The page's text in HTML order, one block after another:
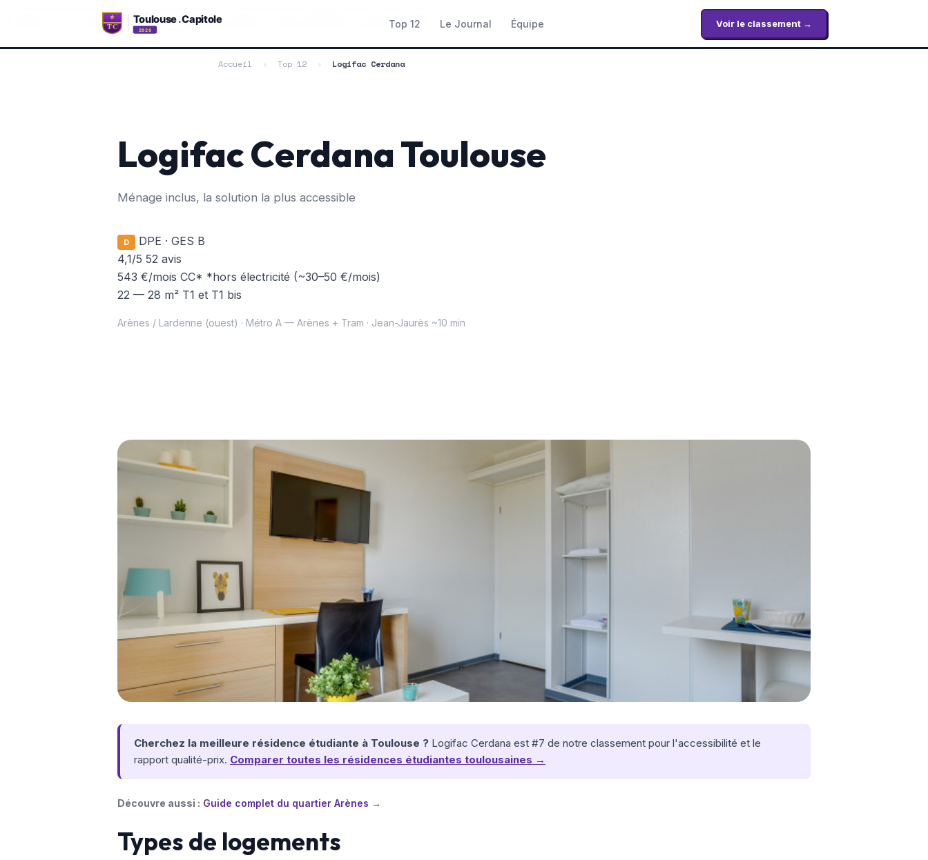
Top 12 Le Journal Équipe Voir le classement →
Accueil › Top 12 › Logifac Cerdana
RANG 7 / 12 · QUARTIER ARÈNES / LARDENNE (OUEST) · 355 LOGEMENTS · SCORE 75/100
Logifac Cerdana Toulouse
Ménage inclus, la solution la plus accessible
D
DPE · GES B
4,1/5 52 avis
543 €/mois CC* *hors électricité (~30–50 €/mois)
22 — 28 m² T1 et T1 bis
Arènes / Lardenne (ouest) · Métro A — Arènes + Tram · Jean-Jaurès ~10 min
Cherchez la meilleure résidence étudiante à Toulouse ? Logifac Cerdana est #7 de notre classement pour l'accessibilité et le
rapport qualité-prix. Comparer toutes les résidences étudiantes toulousaines →
Découvre aussi : Guide complet du quartier Arènes →
Types de logements